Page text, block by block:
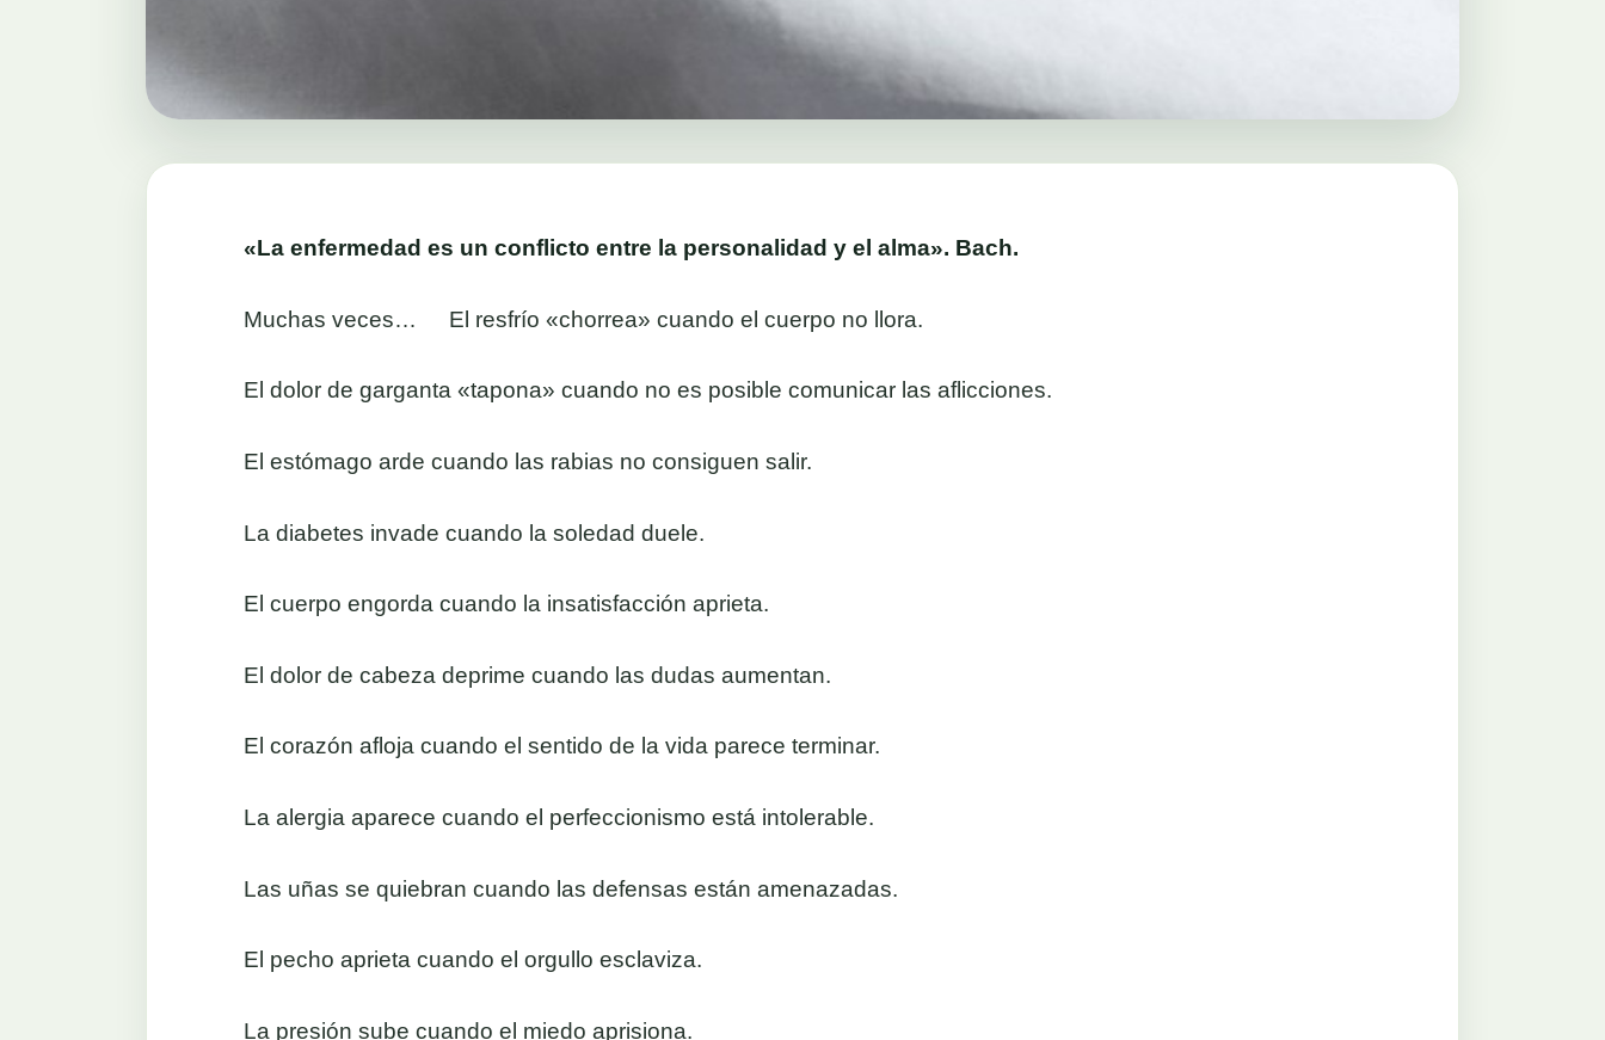
«La enfermedad es un conflicto entre la personalidad y el alma». Bach.
Muchas veces… El resfrío «chorrea» cuando el cuerpo no llora.
El dolor de garganta «tapona» cuando no es posible comunicar las aflicciones.
El estómago arde cuando las rabias no consiguen salir.
La diabetes invade cuando la soledad duele.
El cuerpo engorda cuando la insatisfacción aprieta.
El dolor de cabeza deprime cuando las dudas aumentan.
El corazón afloja cuando el sentido de la vida parece terminar.
La alergia aparece cuando el perfeccionismo está intolerable.
Las uñas se quiebran cuando las defensas están amenazadas.
El pecho aprieta cuando el orgullo esclaviza.
La presión sube cuando el miedo aprisiona.